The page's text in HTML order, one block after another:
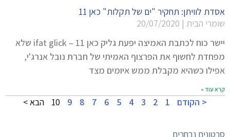
אסדת לוויתן: תחקיר "ים של תקלות" כאן 11
שומרי הבית
יישר כוח לכתבת האמיצה יפעת גליק כאן 11 – ifat glick שלא
מפחדת לחשוף את הפרצוף האמיתי של חברת נובל אנרג'י,
אפילו כשהיא מקבלת ממש איומים מצד
קרא עוד »
< הקודם 1
2
3
4
5
6
7
8
9
10 הבא >
סרטונים נבחרים